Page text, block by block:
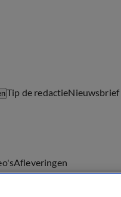
Tip de redactieNieuwsbrief
Afleveringen